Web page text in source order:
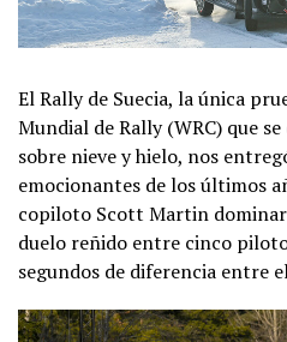
El Rally de Suecia, la única
Mundial de Rally (WRC) que
sobre nieve y hielo, nos
emocionantes de los últimos
copiloto Scott Martin
duelo reñido entre cinco
segundos de diferencia entre